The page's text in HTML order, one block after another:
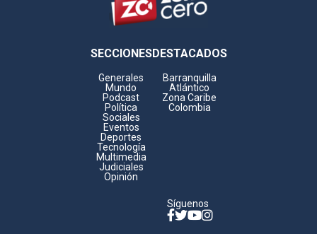
SECCIONES
Generales
Mundo
Podcast
Política
Sociales
Eventos
Deportes
Tecnología
Multimedia
Judiciales
Opinión
DESTACADOS
Barranquilla
Atlántico
Zona Caribe
Colombia
Síguenos